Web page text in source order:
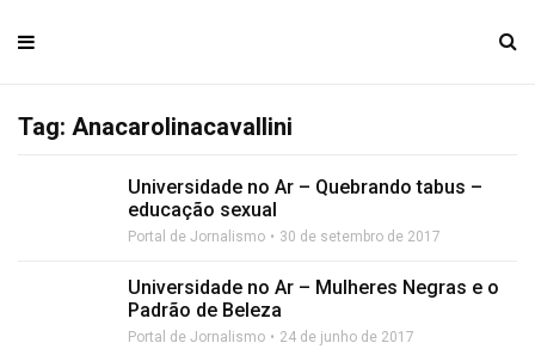
Tag: Anacarolinacavallini
Universidade no Ar – Quebrando tabus –
educação sexual
Portal de Jornalismo 30 de setembro de 2017
Universidade no Ar – Mulheres Negras e o
Padrão de Beleza
Portal de Jornalismo 24 de junho de 2017